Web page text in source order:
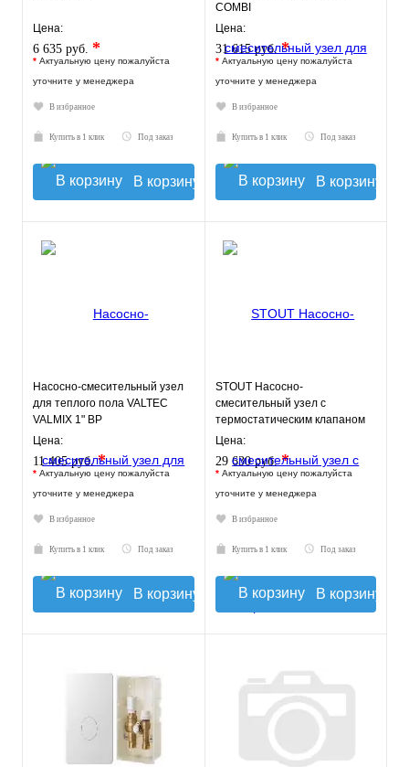
Цена:
6 635 руб. *
* Актуальную цену пожалуйста
уточните у менеджера
В избранное
Купить в 1 клик Под заказ
В корзину
COMBI
Цена:
31 615 руб.*
* Актуальную цену пожалуйста
уточните у менеджера
В избранное
Купить в 1 клик Под заказ
В корзину
Насосно-смесительный узел
для теплого пола VALTEC
VALMIX 1" ВР
Цена:
11 405 руб.*
* Актуальную цену пожалуйста
уточните у менеджера
В избранное
Купить в 1 клик Под заказ
В корзину
STOUT Насосно-
смесительный узел с
термостатическим клапаном
30-60°C, с насосом UPSO 25-
Цена:
29 630 руб.*
* Актуальную цену пожалуйста
уточните у менеджера
В избранное
Купить в 1 клик Под заказ
В корзину